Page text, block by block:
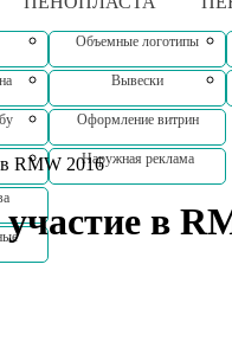
Объемные логотипы
Вывески
Оформление витрин
Наружная реклама
RMW 2016
в